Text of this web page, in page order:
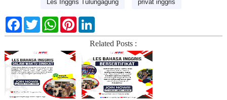
Les Inggris Tulungagung
privat inggris
F
c
o
o
k
T
w
i
t
e
r
W
a
s
p
P
n
L
n
k
d
I
n
Related Posts :